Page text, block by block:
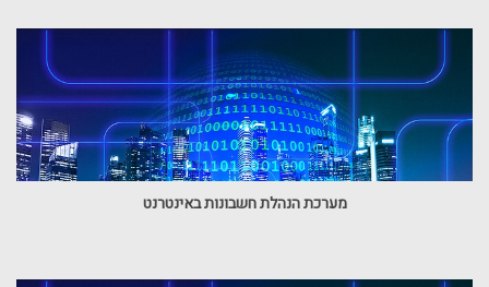
מערכת הנהלת חשבונות באינטרנט